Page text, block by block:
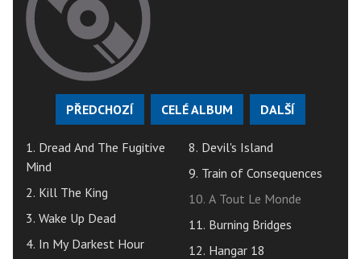
PŘEDCHOZÍ CELÉ ALBUM DALŠÍ
1. Dread And The Fugitive
Mind
2. Kill The King
3. Wake Up Dead
4. In My Darkest Hour
8. Devil's Island
9. Train of Consequences
10. A Tout Le Monde
11. Burning Bridges
12. Hangar 18